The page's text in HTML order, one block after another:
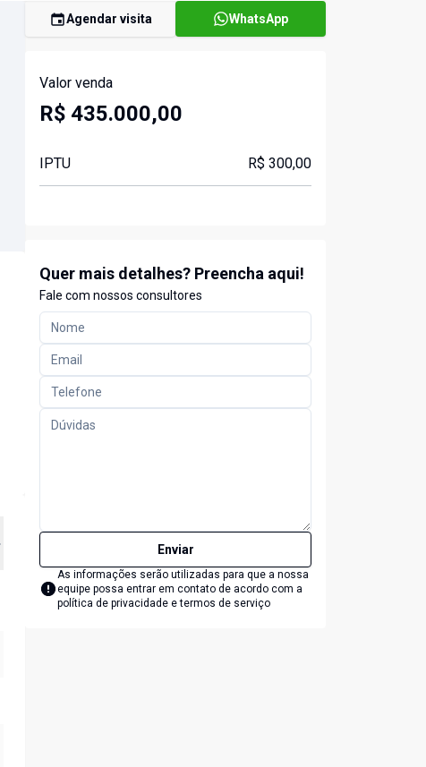
Agendar visita WhatsApp
Valor venda
R$ 435.000,00
IPTU R$ 300,00
Quer mais detalhes? Preencha aqui!
Fale com nossos consultores
Enviar
As informações serão utilizadas para que a nossa
equipe possa entrar em contato de acordo com a
política de privacidade e termos de serviço